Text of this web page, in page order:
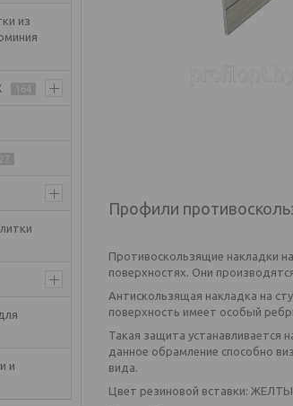
Профили
Противоскользящие накладки
поверхностях. Они
Антискользящая накладка на
поверхность имеет особый
Такая защита устанавливается
данное обрамление способно
вида.
Цвет резиновой вставки:
из
164
и